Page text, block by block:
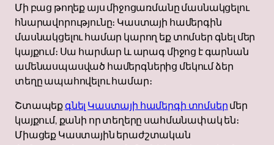
Մի բաց թողեք այս միջոցառմանը մասնակցելու
հնարավորությունը։ Կաստայի համերգին
մասնակցելու համար կարող եք տոմսեր գնել մեր
կայքում։ Սա հարմար և արագ միջոց է գարնան
ամենասպասված համերգներից մեկում ձեր
տեղը ապահովելու համար։
Շտապեքգնել Կաստայի համերգի տոմսերմեր
կայքում, քանի որ տեղերը սահմանափակ են։
Միացեք Կաստային երաժշտական ​​